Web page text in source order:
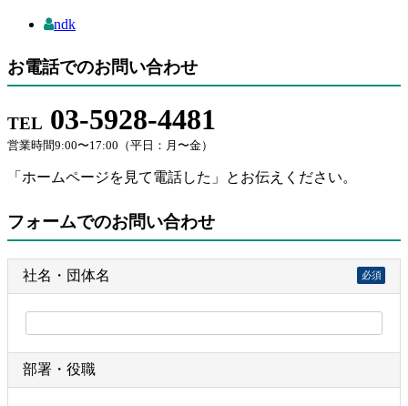
ndk
お電話でのお問い合わせ
TEL 03-5928-4481
営業時間9:00〜17:00（平日：月〜金）
「ホームページを見て電話した」とお伝えください。
フォームでのお問い合わせ
社名・団体名 必須
部署・役職